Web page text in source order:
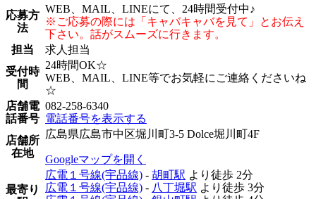
応募方
法
WEB、MAIL、LINEにて、24時間受付中♪
※ご応募の際には「キャバキャバを見て」とお伝え
下さい。話がスムーズに行きます。
担当
求人担当
受付時
間
24時間OK☆
WEB、MAIL、LINE等でお気軽にご連絡くださいね
☆
店舗電
話番号
082-258-6340
電話番号を表示する
店舗所
在地
広島県広島市中区堀川町3-5 Dolce堀川町4F
Googleマップを開く
最寄り
広電１号線(宇品線) - 胡町駅 より徒歩 2分
広電１号線(宇品線) - 八丁堀駅 より徒歩 3分